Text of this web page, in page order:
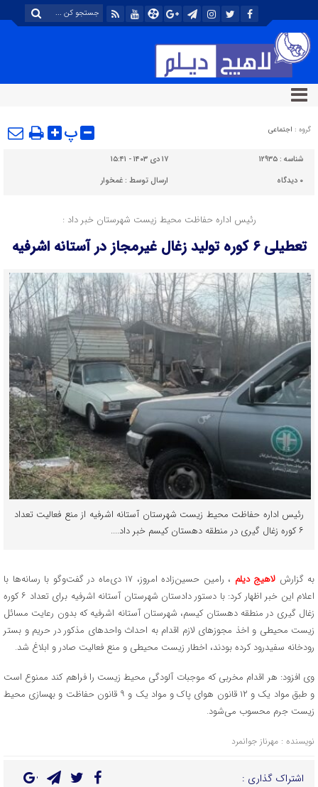
گروه : اجتماعی پ
شناسه : ۱۲۹۳۵
۱۷ دی ۱۴۰۳ - ۱۵:۴۱
۰ دیدگاه ارسال توسط :غمخوار
رئیس اداره حفاظت محیط زیست شهرستان خبر داد :
تعطیلی ۶ کوره تولید زغال غیرمجاز در آستانه اشرفیه
رئیس اداره حفاظت محیط زیست شهرستان آستانه اشرفیه از منع فعالیت تعداد
۶ کوره زغال گیری در منطقه دهستان کیسم خبر داد....
به گزارش لاهیج دیلم
، رامین حسین‌زاده امروز، ۱۷ دی‌ماه در گفت‌وگو با رسانه‌ها با
اعلام این خبر اظهار کرد: با دستور دادستان شهرستان آستانه اشرفیه برای تعداد ۶ کوره
زغال گیری در منطقه دهستان کیسم، شهرستان آستانه اشرفیه که بدون رعایت مسائل
زیست محیطی و اخذ مجوزهای لازم اقدام به احداث واحدهای مذکور در حریم و بستر
رودخانه سفیدرود کرده بودند، اخطار زیست محیطی و منع فعالیت صادر و ابلاغ شد.
وی افزود: هر اقدام مخربی که موجبات آلودگی محیط زیست را فراهم کند ممنوع است
و طبق مواد یک و ۱۲ قانون هوای پاک و مواد یک و ۹ قانون حفاظت و بهسازی محیط
زیست جرم محسوب می‌شود.
نویسنده : مهرناز جوانمرد
اشتراک گذاری :